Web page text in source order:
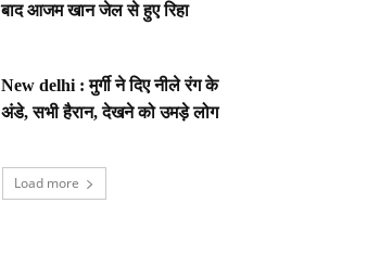
बाद आजम खान जेल से हुए रिहा
New delhi : मुर्गी ने दिए नीले रंग के
अंडे, सभी हैरान, देखने को उमड़े लोग
Load more